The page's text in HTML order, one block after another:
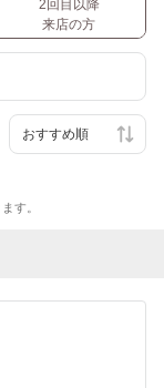
2回目以降
来店の方
す。